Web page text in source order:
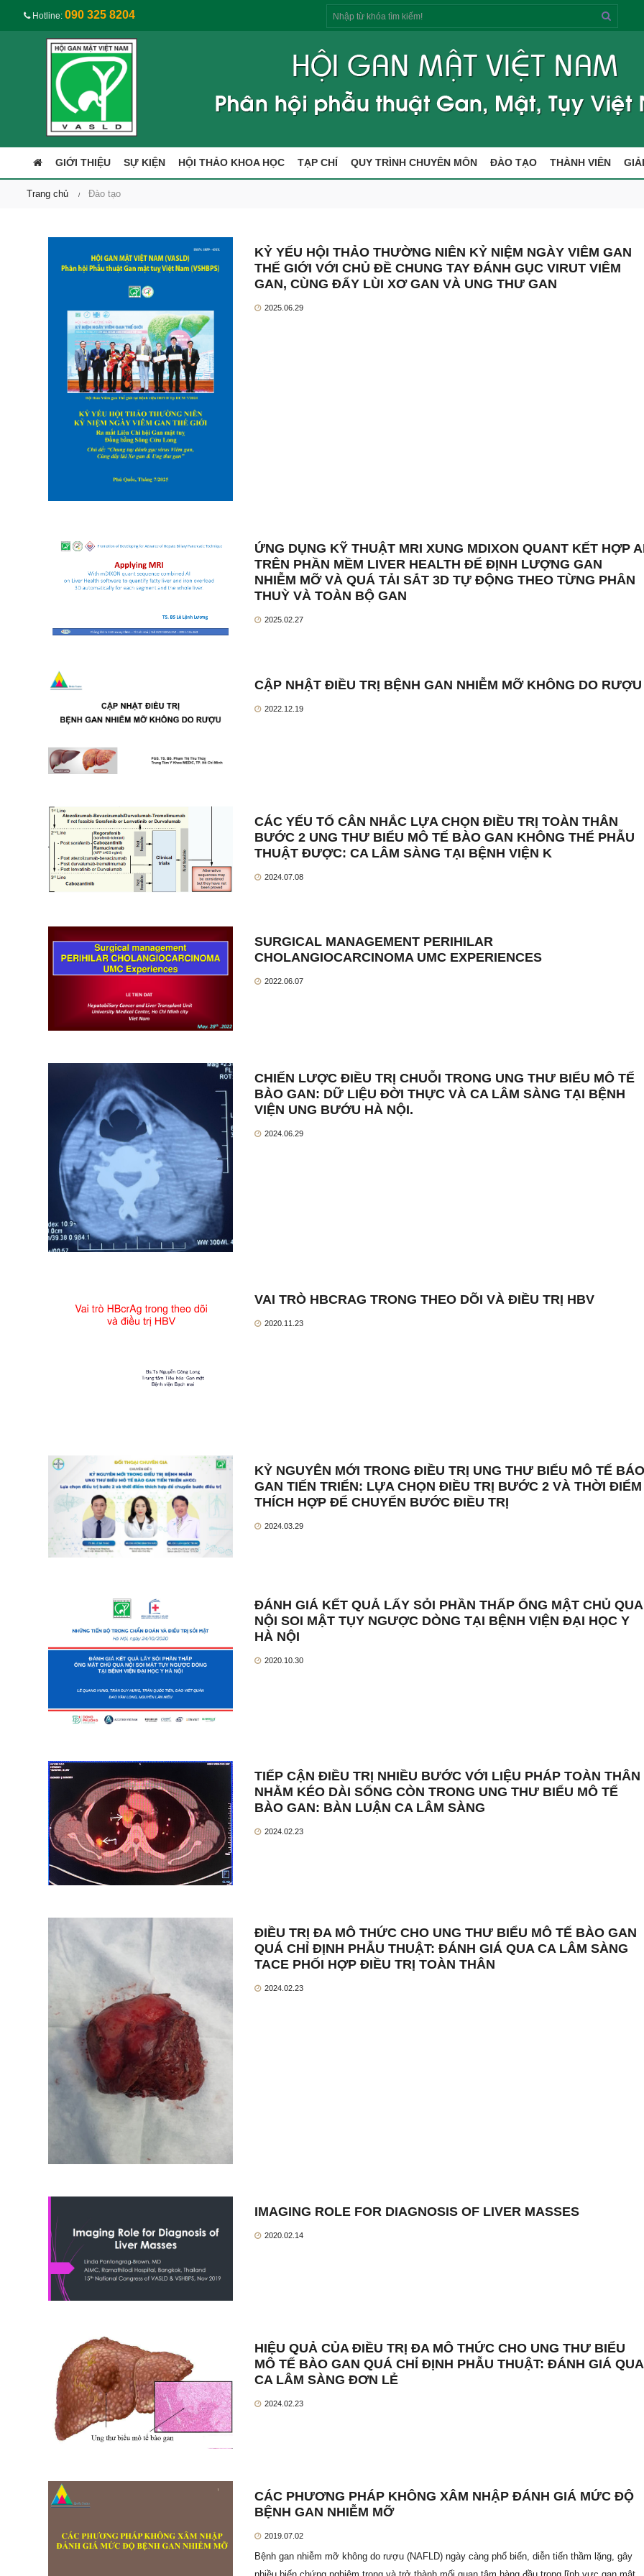
Hotline: 090 325 8204
Tìm
kiếm
GIỚI THIỆU SỰ KIỆN HỘI THẢO KHOA HỌC TẠP CHÍ QUY TRÌNH CHUYÊN MÔN ĐÀO TẠO THÀNH VIÊN
Trang chủ Đào tạo
KỶ YẾU HỘI THẢO THƯỜNG NIÊN KỶ NIỆM NGÀY VIÊM GAN
THẾ GIỚI VỚI CHỦ ĐỀ CHUNG TAY ĐÁNH GỤC VIRUT VIÊM
GAN, CÙNG ĐẨY LÙI XƠ GAN VÀ UNG THƯ GAN
2025.06.29
ỨNG DỤNG KỸ THUẬT MRI XUNG MDIXON QUANT KẾT HỢP
TRÊN PHẦN MỀM LIVER HEALTH ĐỂ ĐỊNH LƯỢNG GAN
NHIỄM MỠ VÀ QUÁ TẢI SẮT 3D TỰ ĐỘNG THEO TỪNG PHÂN
THUỲ VÀ TOÀN BỘ GAN
2025.02.27
CẬP NHẬT ĐIỀU TRỊ BỆNH GAN NHIỄM MỠ KHÔNG DO RƯỢU
2022.12.19
CÁC YẾU TỐ CÂN NHẮC LỰA CHỌN ĐIỀU TRỊ TOÀN THÂN
BƯỚC 2 UNG THƯ BIỂU MÔ TẾ BÀO GAN KHÔNG THỂ PHẪU
THUẬT ĐƯỢC: CA LÂM SÀNG TẠI BỆNH VIỆN K
2024.07.08
SURGICAL MANAGEMENT PERIHILAR
CHOLANGIOCARCINOMA UMC EXPERIENCES
2022.06.07
CHIẾN LƯỢC ĐIỀU TRỊ CHUỖI TRONG UNG THƯ BIỂU MÔ TẾ
BÀO GAN: DỮ LIỆU ĐỜI THỰC VÀ CA LÂM SÀNG TẠI BỆNH
VIỆN UNG BƯỚU HÀ NỘI.
2024.06.29
VAI TRÒ HBCRAG TRONG THEO DÕI VÀ ĐIỀU TRỊ HBV
2020.11.23
KỶ NGUYÊN MỚI TRONG ĐIỀU TRỊ UNG THƯ BIỂU MÔ TẾ
GAN TIẾN TRIỂN: LỰA CHỌN ĐIỀU TRỊ BƯỚC 2 VÀ THỜI ĐIỂM
THÍCH HỢP ĐỂ CHUYỂN BƯỚC ĐIỀU TRỊ
2024.03.29
ĐÁNH GIÁ KẾT QUẢ LẤY SỎI PHẦN THẤP ỐNG MẬT CHỦ QUA
NỘI SOI MẬT TỤY NGƯỢC DÒNG TẠI BỆNH VIỆN ĐẠI HỌC Y
HÀ NỘI
2020.10.30
TIẾP CẬN ĐIỀU TRỊ NHIỀU BƯỚC VỚI LIỆU PHÁP TOÀN THÂN
NHẰM KÉO DÀI SỐNG CÒN TRONG UNG THƯ BIỂU MÔ TẾ
BÀO GAN: BÀN LUẬN CA LÂM SÀNG
2024.02.23
ĐIỀU TRỊ ĐA MÔ THỨC CHO UNG THƯ BIỂU MÔ TẾ BÀO GAN
QUÁ CHỈ ĐỊNH PHẪU THUẬT: ĐÁNH GIÁ QUA CA LÂM SÀNG
TACE PHỐI HỢP ĐIỀU TRỊ TOÀN THÂN
2024.02.23
IMAGING ROLE FOR DIAGNOSIS OF LIVER MASSES
2020.02.14
HIỆU QUẢ CỦA ĐIỀU TRỊ ĐA MÔ THỨC CHO UNG THƯ BIỂU
MÔ TẾ BÀO GAN QUÁ CHỈ ĐỊNH PHẪU THUẬT: ĐÁNH GIÁ QUA
CA LÂM SÀNG ĐƠN LẺ
2024.02.23
CÁC PHƯƠNG PHÁP KHÔNG XÂM NHẬP ĐÁNH GIÁ MỨC ĐỘ
BỆNH GAN NHIỄM MỠ
2019.07.02
Bệnh gan nhiễm mỡ không do rượu (NAFLD) ngày càng phổ biến, diễn tiến thầm lặng, gây